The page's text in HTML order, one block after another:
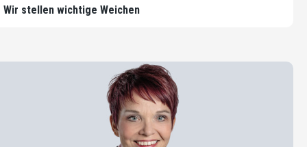
Wir stellen wichtige Weichen